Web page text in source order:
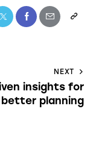
NEXT
insights for
better planning